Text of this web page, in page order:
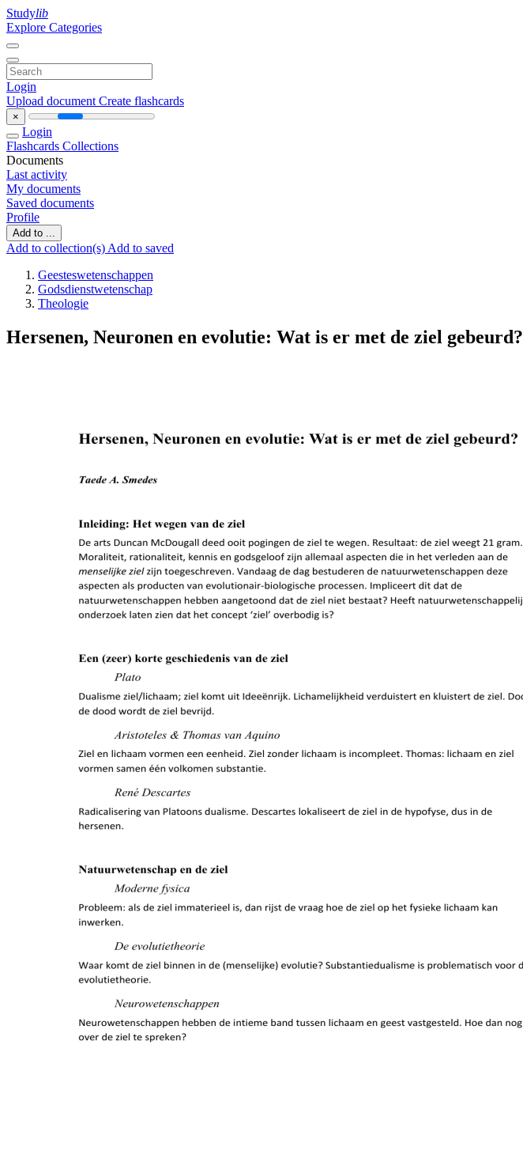
Studylib
Explore Categories
Login
Upload document Create flashcards
×
Login
Flashcards Collections
Documents
Last activity
My documents
Saved documents
Profile
Add to ...
Add to collection(s) Add to saved
Geesteswetenschappen
Godsdienstwetenschap
Theologie
Hersenen, Neuronen en evolutie: Wat is er met de ziel gebeurd?